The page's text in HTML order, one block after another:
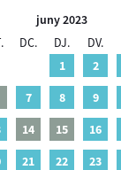
juny 2023
DC. DJ. DV.
1
2
7 8 9
14 15 16
21 22 23